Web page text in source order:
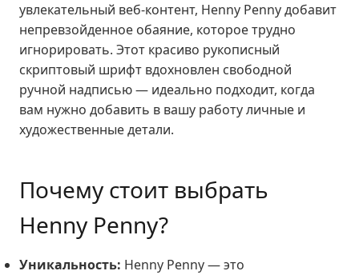
увлекательный веб-контент, Henny Penny добавит
непревзойденное обаяние, которое трудно
игнорировать. Этот красиво рукописный
скриптовый шрифт вдохновлен свободной
ручной надписью — идеально подходит, когда
вам нужно добавить в вашу работу личные и
художественные детали.
Почему стоит выбрать
Henny Penny?
Уникальность: Henny Penny — это